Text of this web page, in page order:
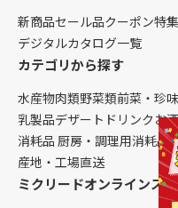
新商品セール品クーポン特
デジタルカタログ一覧
カテゴリから探す
水産物肉類野菜類前菜・珍味
乳製品デザート ドリンク お酒
消耗品 厨房・調理用消耗品
産地・工場直送
ミクリードオンラインス